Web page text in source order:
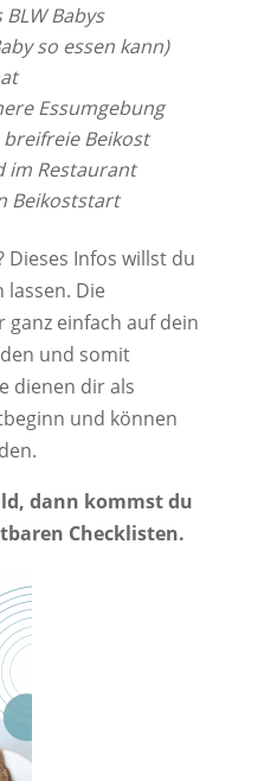
Babys
so essen kann)
Essumgebung
Beikost
im Restaurant
Beikoststart
Dieses Infos willst du
Die
ganz einfach auf dein
und somit
dienen dir als
und können
dann kommst du
Checklisten.